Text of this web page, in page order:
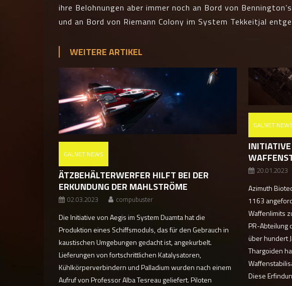
ihre Belohnungen aber immer noch an Bord von
und an Bord von Riemann Colony im System Tekkeitjal
WEITERE ARTIKEL
GALNET NEWS
ÄTZBEHÄLTERWERFER HILFT BEI DER
ERKUNDUNG DER MAHLSTRÖME
02.03.2023 compubuster
Die Initiative von Aegis im System Duamta hat die
Produktion eines Schiffsmoduls, das für den Gebrauch in
kaustischen Umgebungen gedacht ist, angekurbelt.
Lieferungen von fortschrittlichen Katalysatoren,
Kühlkörperverbindern und Palladium wurden nach einem
Aufruf von Professor Alba Tesreau geliefert. Piloten
GALNET NEWS
20.01.2023
Azimuth
1163
Waffenlimits
PR-Abteilung
über hundert
Thargoiden
Diese